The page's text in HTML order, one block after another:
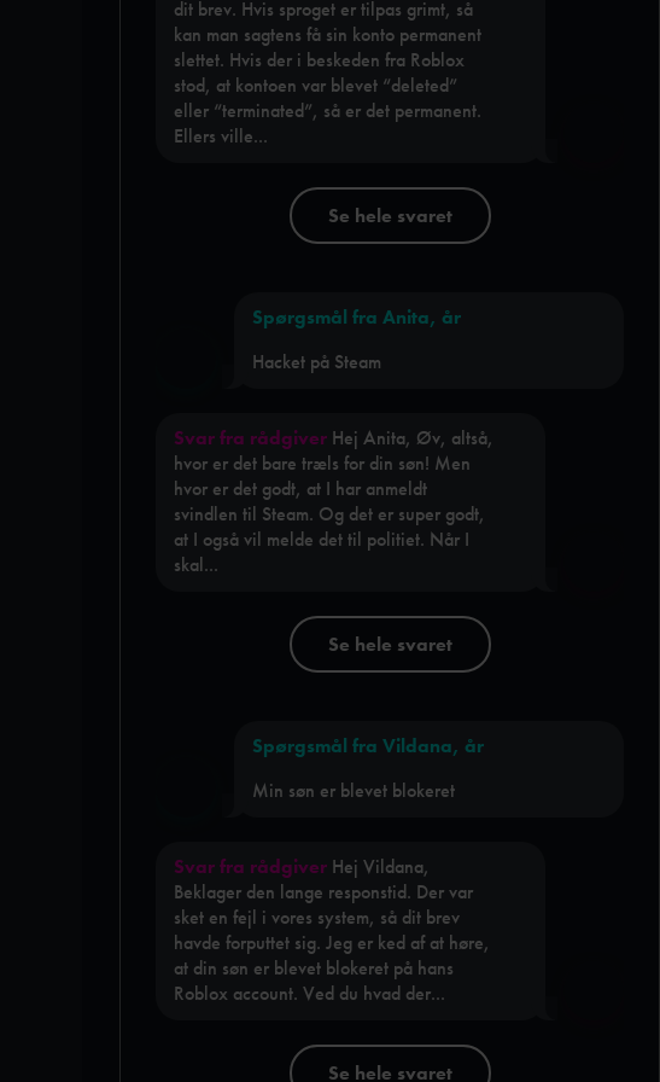
dit brev. Hvis sproget er tilpas grimt, så
kan man sagtens få sin konto permanent
slettet. Hvis der i beskeden fra Roblox
stod, at kontoen var blevet “deleted”
eller “terminated”, så er det permanent.
Ellers ville...
Se hele svaret
Spørgsmål fra Anita, år
Hacket på Steam
Svar fra rådgiver Hej Anita, Øv, altså,
hvor er det bare træls for din søn! Men
hvor er det godt, at I har anmeldt
svindlen til Steam. Og det er super godt,
at I også vil melde det til politiet. Når I
skal...
Se hele svaret
Spørgsmål fra Vildana, år
Min søn er blevet blokeret
Svar fra rådgiver Hej Vildana,
Beklager den lange responstid. Der var
sket en fejl i vores system, så dit brev
havde forputtet sig. Jeg er ked af at høre,
at din søn er blevet blokeret på hans
Roblox account. Ved du hvad der...
Se hele svaret